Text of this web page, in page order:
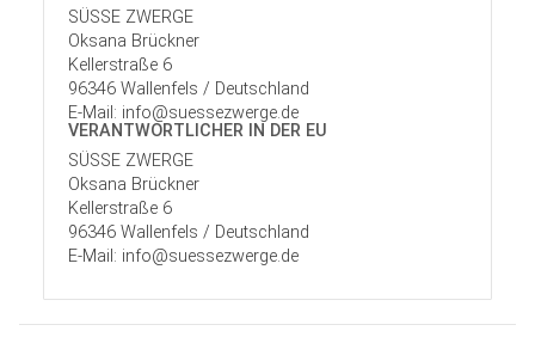
SÜSSE ZWERGE
Oksana Brückner
Kellerstraße 6
96346 Wallenfels / Deutschland
E-Mail: info@suessezwerge.de
VERANTWORT­LICHER IN DER EU
SÜSSE ZWERGE
Oksana Brückner
Kellerstraße 6
96346 Wallenfels / Deutschland
E-Mail: info@suessezwerge.de